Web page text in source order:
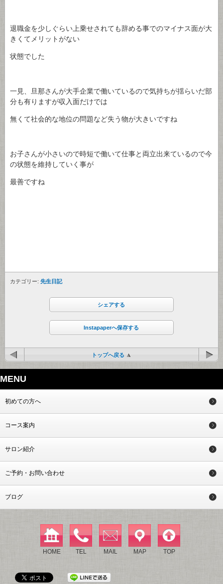
退職金を少しぐらい上乗せされても辞める事でのマイナス面が大
きくてメリットがない
状態でした
一見、旦那さんが大手企業で働いているので気持ちが揺らいだ部
分も有りますが収入面だけでは
無くて社会的な地位の問題など失う物が大きいですね
お子さんが小さいので時短で働いて仕事と両立出来ているので今
の状態を維持していく事が
最善ですね
カテゴリー: 先生日記
シェアする
Instapaperへ保存する
トップへ戻る
MENU
初めての方へ
コース案内
サロン紹介
ご予約・お問い合わせ
ブログ
HOME TEL MAIL MAP TOP